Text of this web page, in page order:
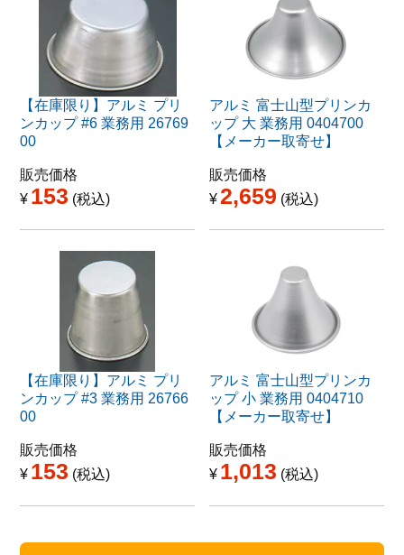
【在庫限り】アルミ プリ
ンカップ #6 業務用 26769
00
販売価格
¥ 153 税込
アルミ 富士山型プリンカ
ップ 大 業務用 0404700
【メーカー取寄せ】
販売価格
¥2,659 税込
【在庫限り】アルミ プリ
ンカップ #3 業務用 26766
00
販売価格
¥ 153 税込
アルミ 富士山型プリンカ
ップ 小 業務用 0404710
【メーカー取寄せ】
販売価格
¥ 1,013 税込